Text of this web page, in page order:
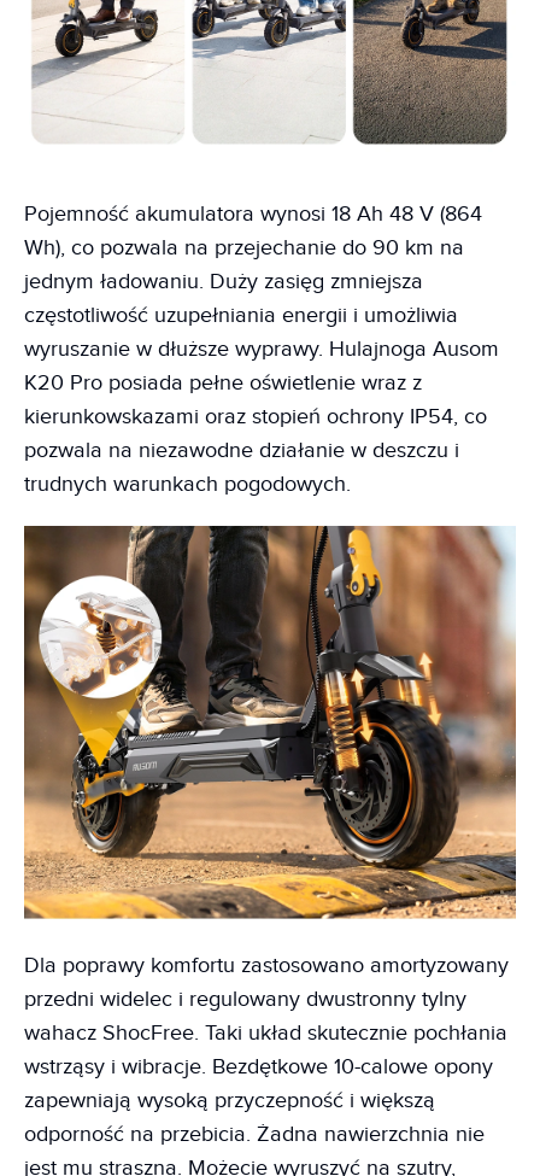
Pojemność akumulatora wynosi 18 Ah 48 V (864
Wh), co pozwala na przejechanie do 90 km na
jednym ładowaniu. Duży zasięg zmniejsza
częstotliwość uzupełniania energii i umożliwia
wyruszanie w dłuższe wyprawy. Hulajnoga Ausom
K20 Pro posiada pełne oświetlenie wraz z
kierunkowskazami oraz stopień ochrony IP54, co
pozwala na niezawodne działanie w deszczu i
trudnych warunkach pogodowych.
Dla poprawy komfortu zastosowano amortyzowany
przedni widelec i regulowany dwustronny tylny
wahacz ShocFree. Taki układ skutecznie pochłania
wstrząsy i wibracje. Bezdętkowe 10-calowe opony
zapewniają wysoką przyczepność i większą
odporność na przebicia. Żadna nawierzchnia nie
jest mu straszna. Możecie wyruszyć na szutry,